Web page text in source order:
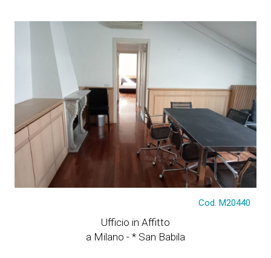
Cod. M20440
Ufficio in Affitto
a Milano - * San Babila